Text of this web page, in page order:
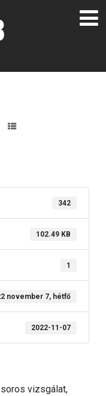
342
102.49 KB
1
november 7, hétfő
2022-11-07
vizsgálat,